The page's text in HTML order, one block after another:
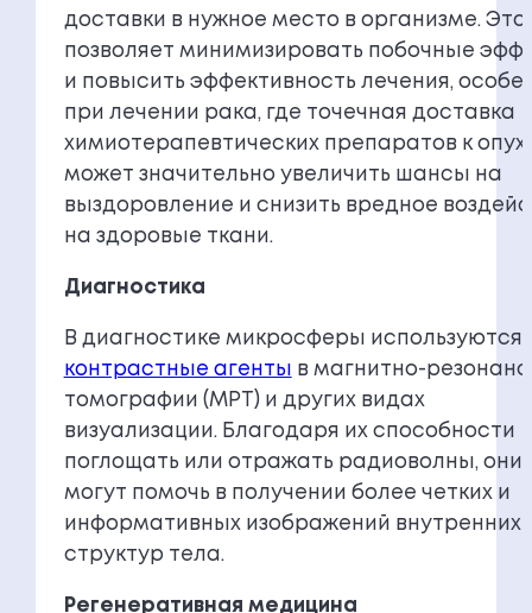
доставки в нужное место в организме. Это
позволяет минимизировать побочные
и повысить эффективность лечения,
при лечении рака, где точечная доставка
химиотерапевтических препаратов к
может значительно увеличить шансы на
выздоровление и снизить вредное
на здоровые ткани.
Диагностика
В диагностике микросферы используются
контрастные агенты в магнитно-
томографии (МРТ) и других видах
визуализации. Благодаря их способности
поглощать или отражать радиоволны, они
могут помочь в получении более четких и
информативных изображений внутренних
структур тела.
Регенеративная медицина